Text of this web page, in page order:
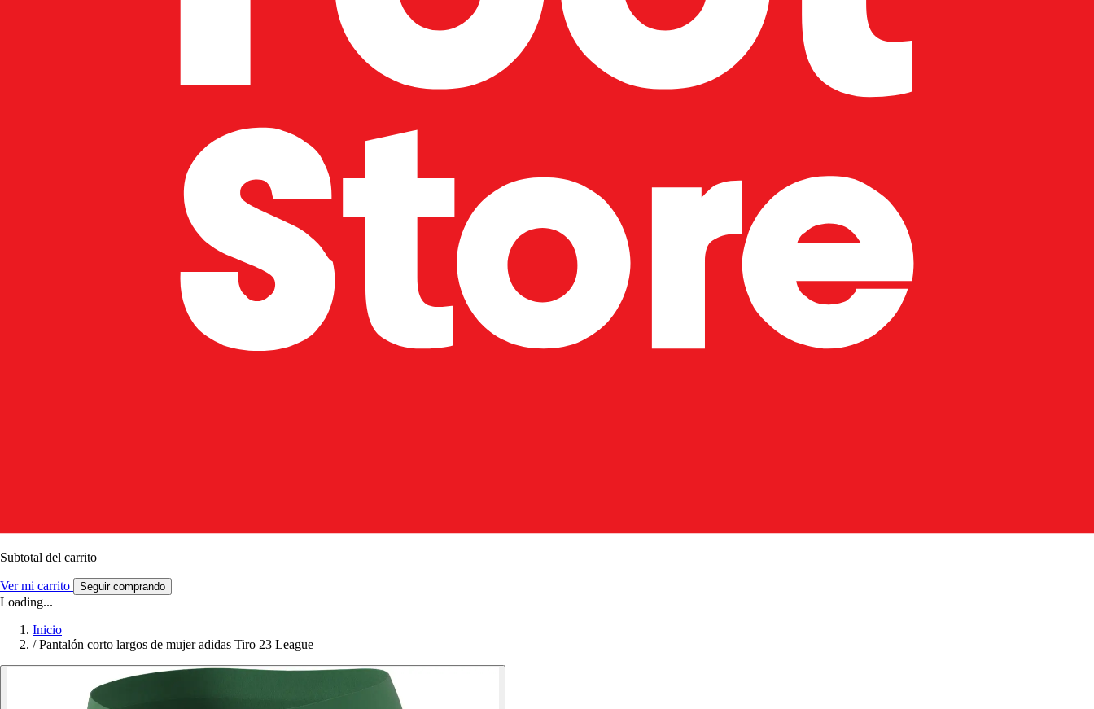
Subtotal del carrito
Ver mi carrito Seguir comprando
Loading...
Inicio
/ Pantalón corto largos de mujer adidas Tiro 23 League